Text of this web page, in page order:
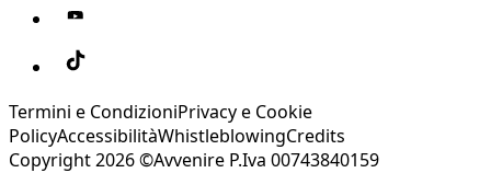
Termini e CondizioniPrivacy e Cookie
PolicyAccessibilitàWhistleblowingCredits
Copyright 2026 ©Avvenire P.Iva 00743840159